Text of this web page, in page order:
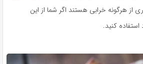
از هرگونه خرابی هستند اگر شما از این
کنید.